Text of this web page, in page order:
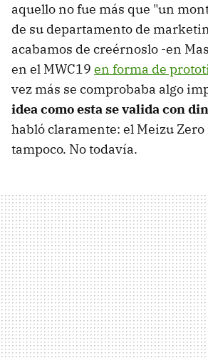
aquello no fue más que "un
de su departamento de
acabamos de creérnoslo -en
en el MWC19 en forma de
vez más se comprobaba algo
idea como esta se valida con
habló claramente: el Meizu
tampoco. No todavía.